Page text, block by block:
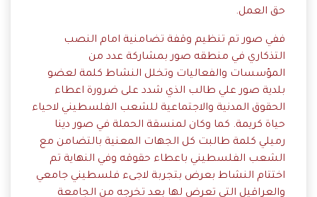
حق العمل.
ففي صور تم تنظيم وقفة تضامنية امام النصب
التذكاري في منطقه صور بمشاركة عدد من
المؤسسات والفعاليات وتخلل النشاط كلمة لعضو
بلدية صور علي طالب الذي شدد على ضرورة اعطاء
الحقوق المدنية والاجتماعية للشعب الفلسطيني لاحياء
حياة كريمة. كما وكان لمنسقة الحملة في صور دينا
رميلي كلمة طالبت كل الجهات المعنية بالتضامن مع
الشعب الفلسطيني باعطاء حقوقه وفي النهاية تم
اختتام النشاط بعرض بتجربة لاجىء فلسطيني جامعي
والعراقيل التي تعرض لها بعد تخرجه من الجامعة